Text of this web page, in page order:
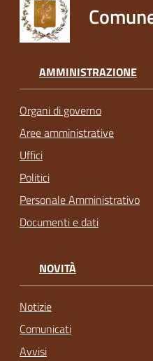
AMMINISTRAZIONE
Organi di governo
Aree amministrative
Uffici
Politici
Personale Amministrativo
Documenti e dati
NOVITÀ
Notizie
Comunicati
Avvisi